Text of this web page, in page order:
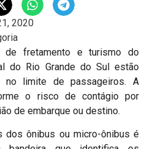
2020
de fretamento e turismo do
do Rio Grande do Sul estão
no limite de passageiros. A
o risco de contágio por
de embarque ou destino.
dos ônibus ou micro-ônibus é